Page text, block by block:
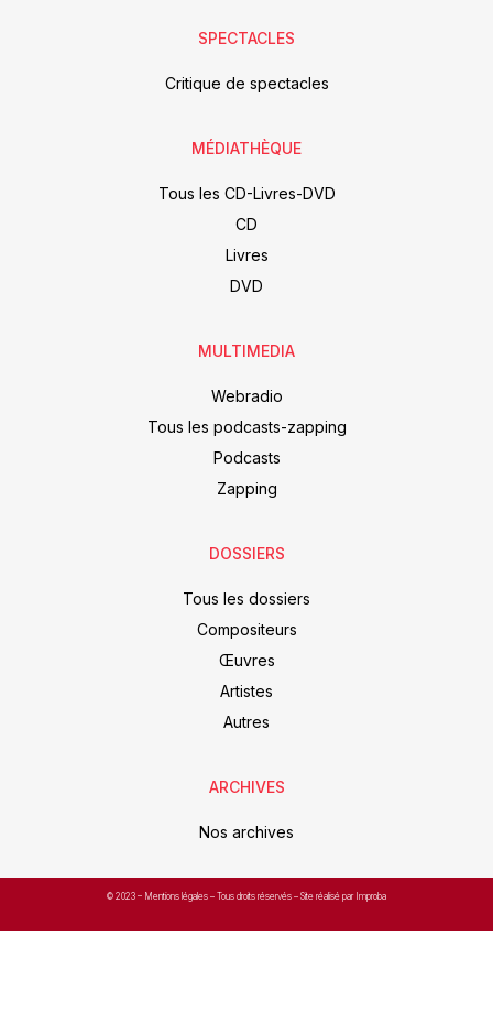
SPECTACLES
Critique de spectacles
MÉDIATHÈQUE
Tous les CD-Livres-DVD
CD
Livres
DVD
MULTIMEDIA
Webradio
Tous les podcasts-zapping
Podcasts
Zapping
DOSSIERS
Tous les dossiers
Compositeurs
Œuvres
Artistes
Autres
ARCHIVES
Nos archives
© 2023 – Mentions légales – Tous droits réservés – Site réalisé par Improba